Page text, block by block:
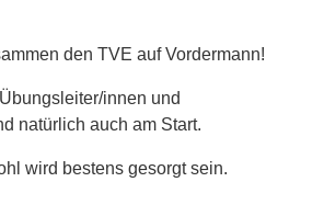
den TVE auf Vordermann!
innen und
natürlich auch am Start.
wird bestens gesorgt sein.